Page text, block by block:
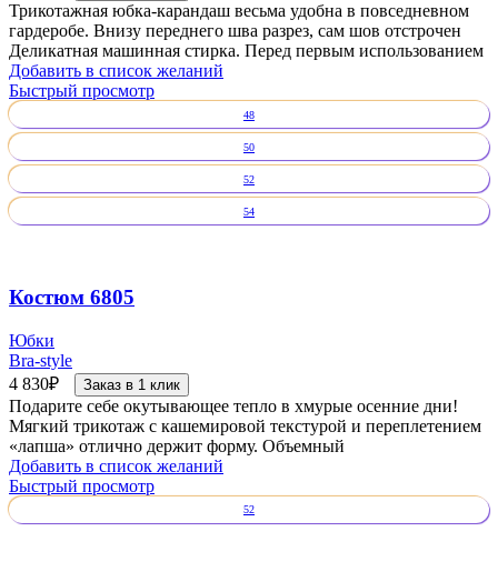
Трикотажная юбка-карандаш весьма удобна в повседневном
гардеробе. Внизу переднего шва разрез, сам шов отстрочен
Деликатная машинная стирка. Перед первым использованием
Добавить в список желаний
Быстрый просмотр
48
50
52
54
Костюм 6805
Юбки
Bra-style
4 830₽ Заказ в 1 клик
Подарите себе окутывающее тепло в хмурые осенние дни!
Мягкий трикотаж с кашемировой текстурой и переплетением
«лапша» отлично держит форму. Объемный
Добавить в список желаний
Быстрый просмотр
52